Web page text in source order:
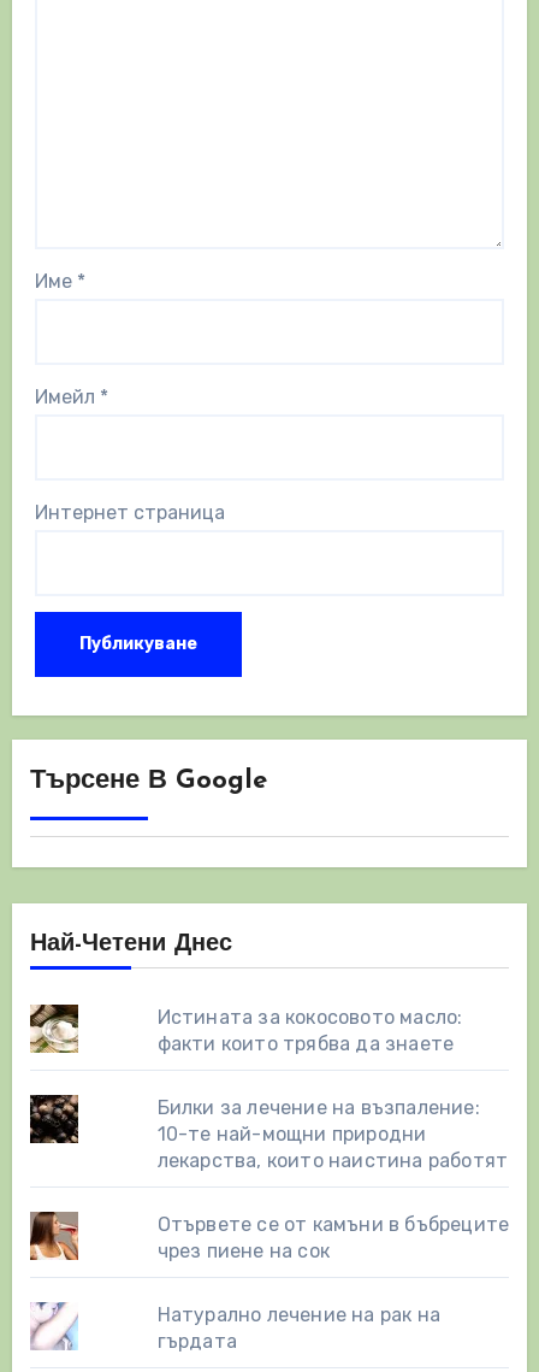
Име *
Имейл *
Интернет страница
Търсене В Google
Най-Четени Днес
Истината за кокосовото масло:
факти които трябва да знаете
Билки за лечение на възпаление:
10-те най-мощни природни
лекарства, които наистина работят
Отървете се от камъни в бъбреците
чрез пиене на сок
Натурално лечение на рак на
гърдата